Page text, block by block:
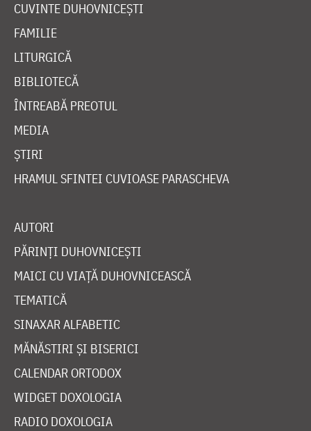
CUVINTE DUHOVNICEȘTI
FAMILIE
LITURGICĂ
BIBLIOTECĂ
ÎNTREABĂ PREOTUL
MEDIA
ȘTIRI
HRAMUL SFINTEI CUVIOASE PARASCHEVA
AUTORI
PĂRINȚI DUHOVNICEȘTI
MAICI CU VIAȚĂ DUHOVNICEASCĂ
TEMATICĂ
SINAXAR ALFABETIC
MĂNĂSTIRI ȘI BISERICI
CALENDAR ORTODOX
WIDGET DOXOLOGIA
RADIO DOXOLOGIA